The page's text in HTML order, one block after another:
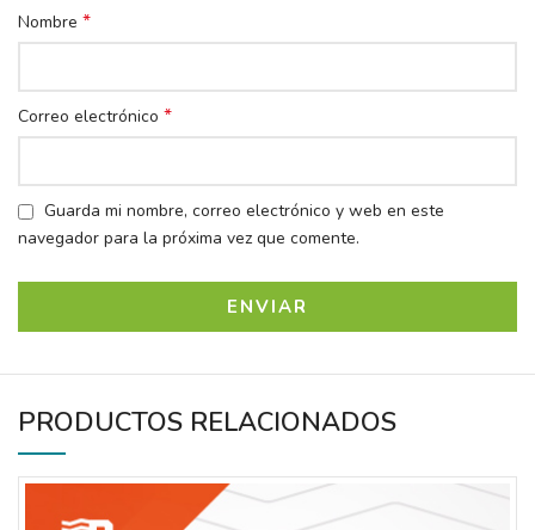
Nombre *
Correo electrónico *
Guarda mi nombre, correo electrónico y web en este
navegador para la próxima vez que comente.
PRODUCTOS RELACIONADOS